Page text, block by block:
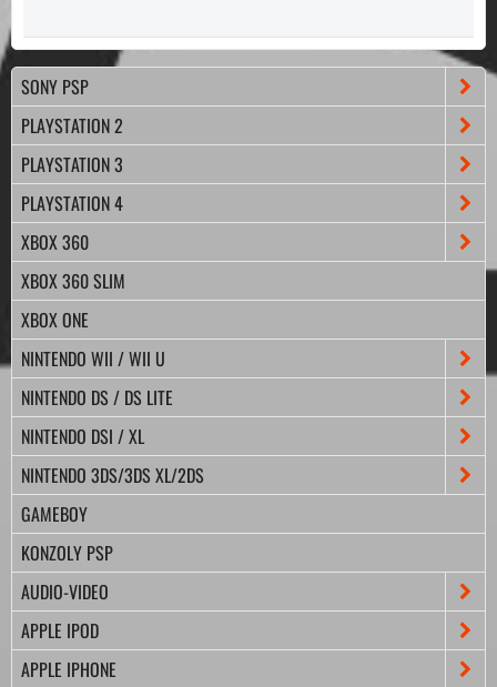
SONY PSP
PLAYSTATION 2
PLAYSTATION 3
PLAYSTATION 4
XBOX 360
XBOX 360 SLIM
XBOX ONE
NINTENDO WII / WII U
NINTENDO DS / DS LITE
NINTENDO DSI / XL
NINTENDO 3DS/3DS XL/2DS
GAMEBOY
KONZOLY PSP
AUDIO-VIDEO
APPLE IPOD
APPLE IPHONE